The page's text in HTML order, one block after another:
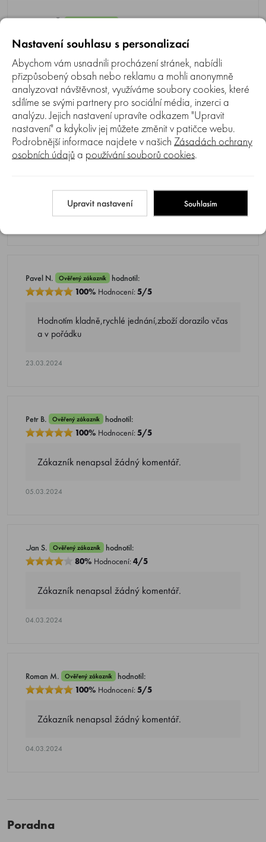
Miroslav Š.
hodnotil:
zatim dvakrát použity funguje bezvadně
30.07.2024
Pavel N. Ověřený zákazník
hodnotil:
100%
Ještě nesprovozněno
Pavel N. Ověřený zákazník
hodnotil:
100% Hodnocení:5/5
Hodnotím kladně,rychlé jednání,zboží dorazilo včas
a v pořádku
23.03.2024
Petr B. Ověřený zákazník
hodnotil:
100% Hodnocení:5/5
Zákazník nenapsal žádný komentář.
05.03.2024
Jan S. Ověřený zákazník
hodnotil:
80% Hodnocení:4/5
Zákazník nenapsal žádný komentář.
04.03.2024
Roman M. Ověřený zákazník
hodnotil:
100% Hodnocení:5/5
Zákazník nenapsal žádný komentář.
04.03.2024
Poradna
Nastavení souhlasu s personalizací
Abychom vám usnadnili procházení stránek, nabídli
přizpůsobený obsah nebo reklamu a mohli anonymně
analyzovat návštěvnost, využíváme soubory cookies, které
sdílíme se svými partnery pro sociální média, inzerci a
analýzu. Jejich nastavení upravíte odkazem "Upravit
nastavení" a kdykoliv jej můžete změnit v patičce webu.
Podrobnější informace najdete v našich Zásadách ochrany
osobních údajů a používání souborů cookies.
Upravit nastavení Souhlasím